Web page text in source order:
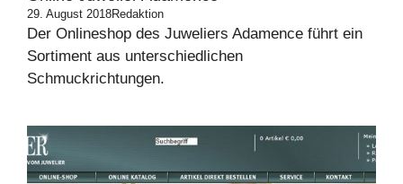
29. August 2018Redaktion
Der Onlineshop des Juweliers Adamence führt ein
Sortiment aus unterschiedlichen
Schmuckrichtungen.